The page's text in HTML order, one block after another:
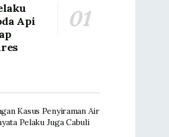
Api
Kasus Penyiraman Air
Pelaku Juga Cabuli